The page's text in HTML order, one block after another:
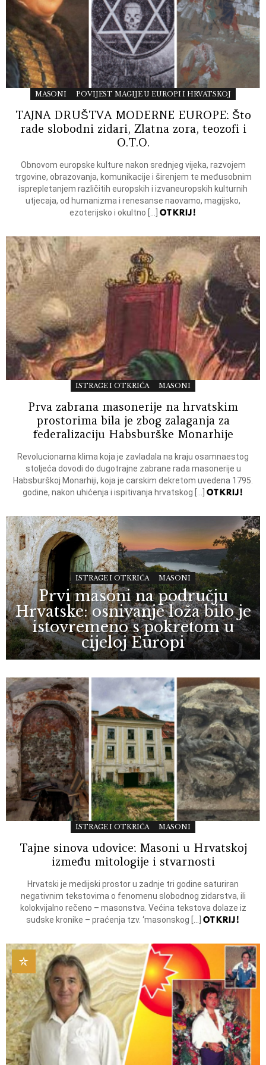
MASONI POVIJEST MAGIJE U EUROPI I HRVATSKOJ
TAJNA DRUŠTVA MODERNE EUROPE: Što
rade slobodni zidari, Zlatna zora, teozofi i
O.T.O.
Obnovom europske kulture nakon srednjeg vijeka, razvojem
trgovine, obrazova­nja, komunikacije i širenjem te međusobnim
isprepletanjem različitih europskih i izvaneuropskih kulturnih
utjecaja, od humanizma i renesanse naovamo, ma­gijsko,
ezoterijsko i okultno […] OTKRIJ!
ISTRAGE I OTKRIĆA MASONI
Prva zabrana masonerije na hrvatskim
prostorima bila je zbog zalaganja za
federalizaciju Habsburške Monarhije
Revolucionarna klima koja je zavladala na kraju osamnaestog
stoljeća dovodi do dugotrajne zabrane rada masonerije u
Habsburškoj Monarhiji, koja je carskim dekretom uvedena 1795.
godine, nakon uhićenja i ispitivanja hrvatskog […] OTKRIJ!
ISTRAGE I OTKRIĆA MASONI
Prvi masoni na području
Hrvatske: osnivanje loža bilo je
istovremeno s pokretom u
cijeloj Europi
ISTRAGE I OTKRIĆA MASONI
Tajne sinova udovice: Masoni u Hrvatskoj
između mitologije i stvarnosti
Hrvatski je medijski prostor u zadnje tri godine saturiran
negativnim tekstovima o fenomenu slobodnog zidarstva, ili
kolokvijalno rečeno – masonstva. Većina tekstova dolaze iz
sudske kronike – praćenja tzv. ‘masonskog […] OTKRIJ!